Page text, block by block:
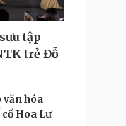
tập
trẻ Đỗ
văn hóa
Hoa Lư